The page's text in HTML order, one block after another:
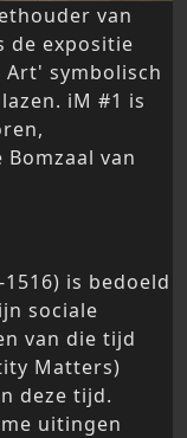
van
de expositie
Art' symbolisch
iM #1 is
van
is bedoeld
sociale
van die tijd
Matters)
deze tijd.
uitingen